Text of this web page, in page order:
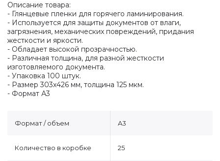
Описание товара:
- Глянцевые пленки для горячего ламинирования.
- Используется для защиты документов от влаги,
загрязнения, механических повреждений, придания
жесткости и яркости.
- Обладает высокой прозрачностью.
- Различная толщина, для разной жесткости
изготовляемого документа.
- Упаковка 100 штук.
- Размер 303х426 мм, толщина 125 мкм.
- Формат А3
Формат / объем A3
Количество в коробке 25